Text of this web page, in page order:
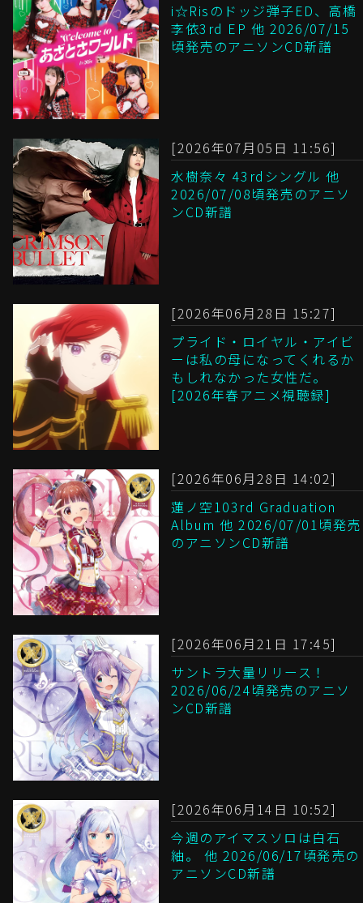
i☆Risのドッジ弾子ED、高橋
李依3rd EP 他 2026/07/15
頃発売のアニソンCD新譜
[2026年07月05日 11:56]
水樹奈々 43rdシングル 他
2026/07/08頃発売のアニソ
ンCD新譜
[2026年06月28日 15:27]
プライド・ロイヤル・アイビ
ーは私の母になってくれるか
もしれなかった女性だ。
[2026年春アニメ視聴録]
[2026年06月28日 14:02]
蓮ノ空103rd Graduation
Album 他 2026/07/01頃発売
のアニソンCD新譜
[2026年06月21日 17:45]
サントラ大量リリース！
2026/06/24頃発売のアニソ
ンCD新譜
[2026年06月14日 10:52]
今週のアイマスソロは白石
紬。 他 2026/06/17頃発売の
アニソンCD新譜